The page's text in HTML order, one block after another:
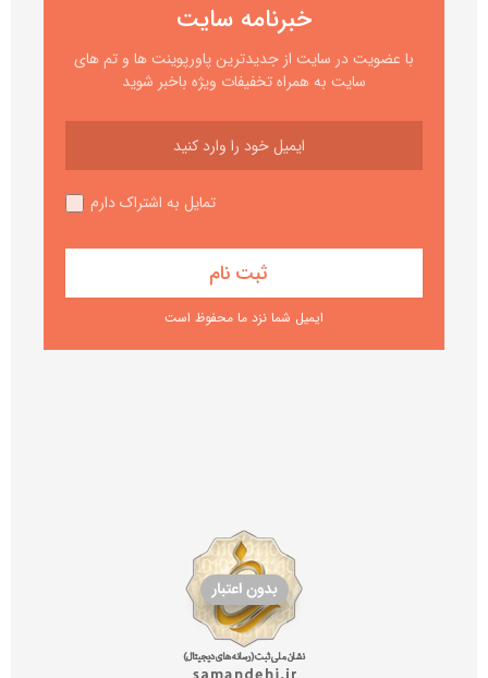
خبرنامه سایت
با عضویت در سایت از جدیدترین پاورپوینت ها و تم های
سایت به همراه تخفیفات ویژه باخبر شوید
تمایل به اشتراک دارم
ایمیل شما نزد ما محفوظ است